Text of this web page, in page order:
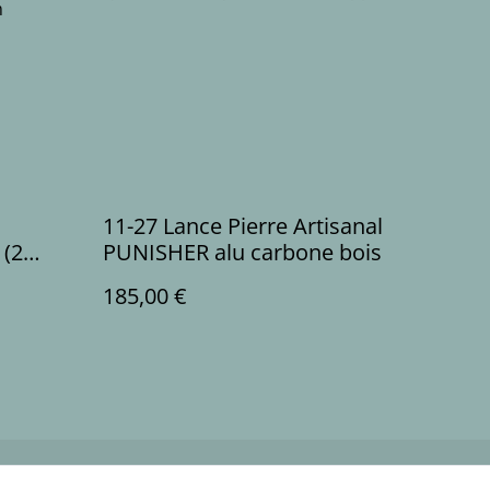
11-27 Lance Pierre Artisanal
PUNISHER alu carbone bois
185,00 €